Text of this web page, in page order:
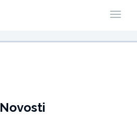
Novosti